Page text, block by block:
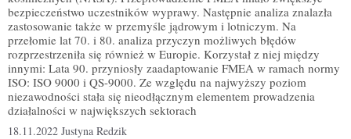
bezpieczeństwo uczestników wyprawy. Następnie analiza znalazła
zastosowanie także w przemyśle jądrowym i lotniczym. Na
przełomie lat 70. i 80. analiza przyczyn możliwych błędów
rozprzestrzeniła się również w Europie. Korzystał z niej między
innymi: Lata 90. przyniosły zaadaptowanie FMEA w ramach normy
ISO: ISO 9000 i QS-9000. Ze względu na najwyższy poziom
niezawodności stała się nieodłącznym elementem prowadzenia
działalności w największych sektorach
18.11.2022 Justyna Redzik